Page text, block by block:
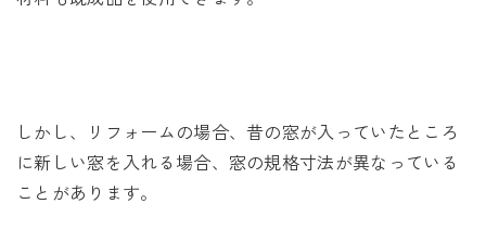
しかし、リフォームの場合、昔の窓が入っていたところ
に新しい窓を入れる場合、窓の規格寸法が異なっている
ことがあります。